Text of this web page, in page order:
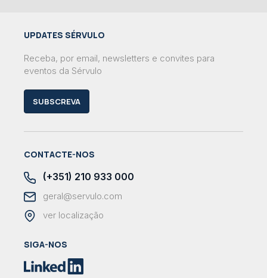
UPDATES SÉRVULO
Receba, por email, newsletters e convites para
eventos da Sérvulo
SUBSCREVA
CONTACTE-NOS
(+351) 210 933 000
geral@servulo.com
ver localização
SIGA-NOS